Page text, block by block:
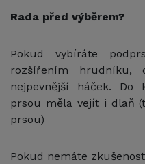
Rada před výběrem?
Pokud vybíráte
rozšířením hrudníku,
nejpevnější háček.
prsou měla vejít i dlaň
prsou)
Pokud nemáte